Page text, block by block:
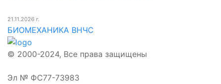
21.11.2026 г.
БИОМЕХАНИКА ВНЧС
© 2000-2024, Все права защищены
Эл № ФС77-73983